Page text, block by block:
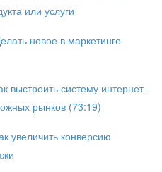
или услуги
новое в маркетинге
выстроить систему интернет-
рынков (73:19)
увеличить конверсию